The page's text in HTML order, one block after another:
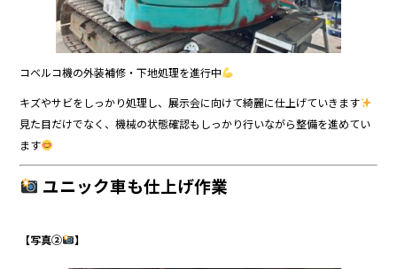
コベルコ機の外装補修・下地処理を進行中
キズやサビをしっかり処理し、展示会に向けて綺麗に仕上げていきます
見た目だけでなく、機械の状態確認もしっかり行いながら整備を進めてい
ます
ユニック車も仕上げ作業
【写真② 】